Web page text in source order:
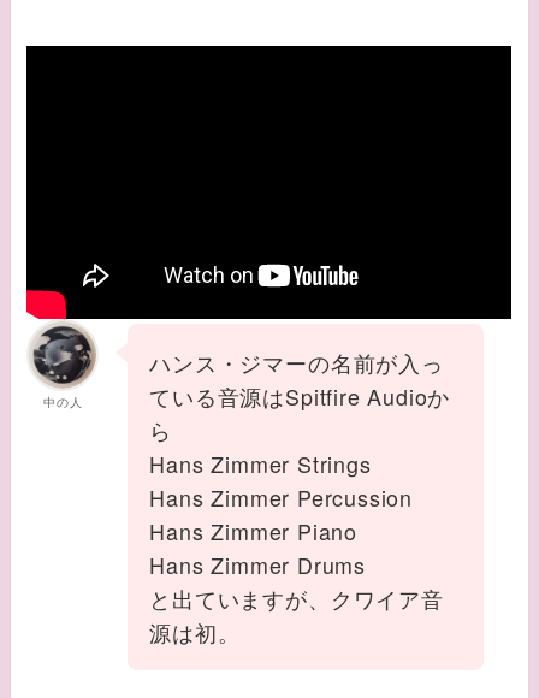
中の人
ハンス・ジマーの名前が入っ
ている音源はSpitfire Audioか
ら
Hans Zimmer Strings
Hans Zimmer Percussion
Hans Zimmer Piano
Hans Zimmer Drums
と出ていますが、クワイア音
源は初。